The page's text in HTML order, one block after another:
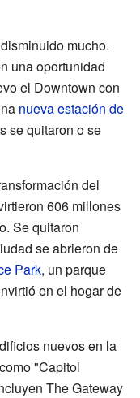
mucho.
una oportunidad
el Downtown con
nueva estación de
se quitaron o se
del
606 millones
Se quitaron
se abrieron de
Park, un parque
en el hogar de
nuevos en la
"Capitol
The Gateway